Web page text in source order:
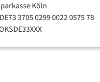
Köln
3705 0299 0022 0575 78